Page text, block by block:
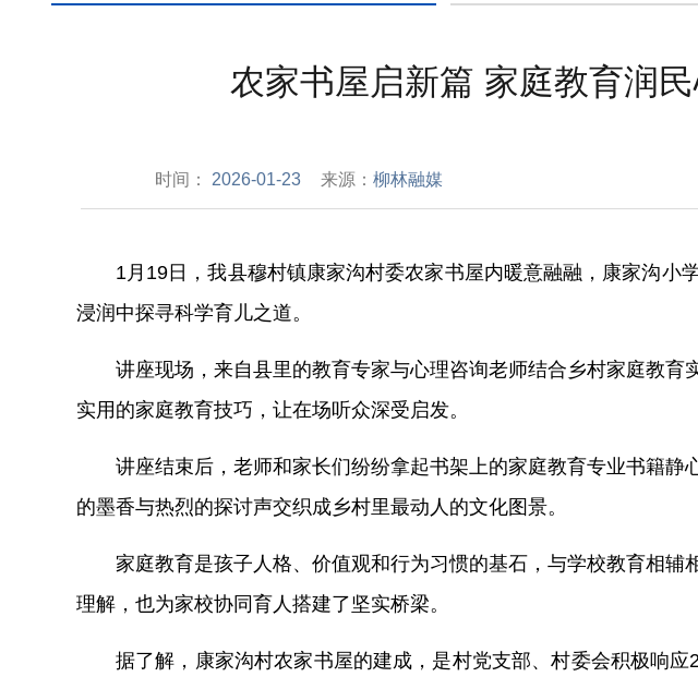
农家书屋启新篇 家庭教育润
时间： 2026-01-23 来源：柳林融媒
1月19日，我县穆村镇康家沟村委农家书屋内暖意融融，康家沟
浸润中探寻科学育儿之道。
讲座现场，来自县里的教育专家与心理咨询老师结合乡村家庭教
实用的家庭教育技巧，让在场听众深受启发。
讲座结束后，老师和家长们纷纷拿起书架上的家庭教育专业书籍
的墨香与热烈的探讨声交织成乡村里最动人的文化图景。
家庭教育是孩子人格、价值观和行为习惯的基石，与学校教育相
理解，也为家校协同育人搭建了坚实桥梁。
据了解，康家沟村农家书屋的建成，是村党支部、村委会积极响应